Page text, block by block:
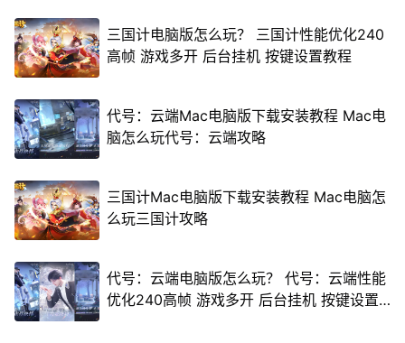
三国计电脑版怎么玩？ 三国计性能优化240
高帧 游戏多开 后台挂机 按键设置教程
代号：云端Mac电脑版下载安装教程 Mac电
脑怎么玩代号：云端攻略
三国计Mac电脑版下载安装教程 Mac电脑怎
么玩三国计攻略
代号：云端电脑版怎么玩？ 代号：云端性能
优化240高帧 游戏多开 后台挂机 按键设置